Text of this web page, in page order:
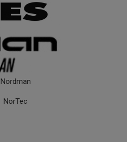
Nokian
Nordman
NorTec